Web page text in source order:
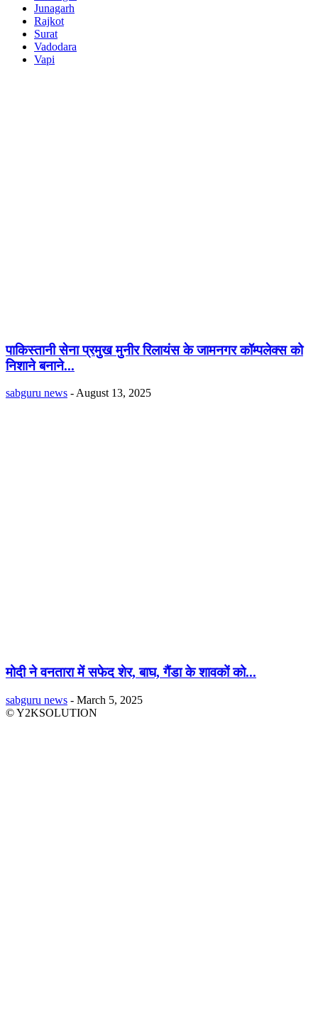
Junagarh
Rajkot
Surat
Vadodara
Vapi
पाकिस्तानी सेना प्रमुख मुनीर रिलायंस के जामनगर कॉम्पलेक्स को
निशाने बनाने...
sabguru news - August 13, 2025
मोदी ने वनतारा में सफेद शेर, बाघ, गैंडा के शावकों को...
sabguru news - March 5, 2025
© Y2KSOLUTION